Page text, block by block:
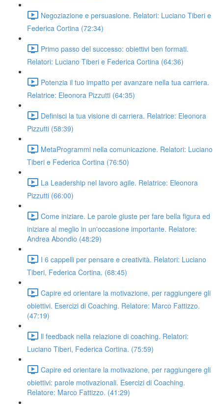
Negoziazione e persuasione. Relatori: Luciano Tiberi e
Federica Cortina (72:34)
Primo passo del successo: obiettivi ben formati.
Relatori: Luciano Tiberi e Federica Cortina (64:36)
Potenzia il tuo impatto per avanzare nella tua carriera.
Relatrice: Eleonora Pizzutti (64:35)
Definisci la tua visione di carriera. Relatrice: Eleonora
Pizzutti (58:39)
MetaProgrammi nella comunicazione. Relatori: Luciano
Tiberi e Federica Cortina (76:50)
La Leadership nel lavoro agile. Relatrice: Eleonora
Pizzutti (66:00)
Come iniziare. Le parole giuste per fare bella figura ed
iniziare al meglio in un'occasione importante. Relatore:
Andrea Abondio (48:29)
I 6 cappelli per pensare e creatività. Relatori: Luciano
Tiberi, Federica Cortina. (68:45)
Capire ed orientare la motivazione, per raggiungere gli
obiettivi. Esercizi di Coaching. Relatore: Marco Fattizzo.
(47:19)
ll feedback nella relazione di coaching. Relatori:
Luciano Tiberi, Federica Cortina. (75:59)
Capire ed orientare la motivazione, per raggiungere gli
obiettivi: parole motivazionali. Esercizi di Coaching.
Relatore: Marco Fattizzo. (41:29)